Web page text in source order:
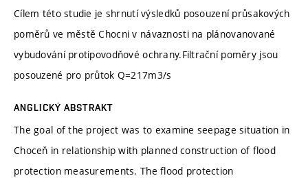
Cílem této studie je shrnutí výsledků posouzení průsakových
poměrů ve městě Chocni v návaznosti na plánovanované
vybudování protipovodňové ochrany.Filtrační poměry jsou
posouzené pro průtok Q=217m3/s
ANGLICKÝ ABSTRAKT
The goal of the project was to examine seepage situation in
Choceň in relationship with planned construction of flood
protection measurements. The flood protection